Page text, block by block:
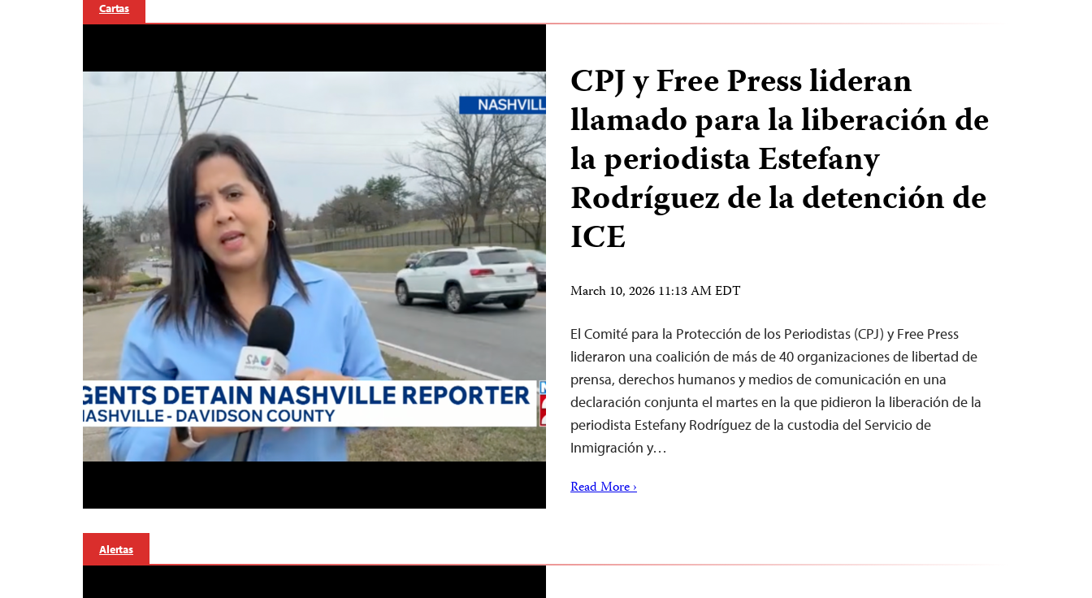
Cartas
CPJ y Free Press lideran
llamado para la liberación de
la periodista Estefany
Rodríguez de la detención de
ICE
March 10, 2026 11:13 AM EDT
El Comité para la Protección de los Periodistas (CPJ) y Free Press
lideraron una coalición de más de 40 organizaciones de libertad de
prensa, derechos humanos y medios de comunicación en una
declaración conjunta el martes en la que pidieron la liberación de la
periodista Estefany Rodríguez de la custodia del Servicio de
Inmigración y…
Read More ›
Alertas